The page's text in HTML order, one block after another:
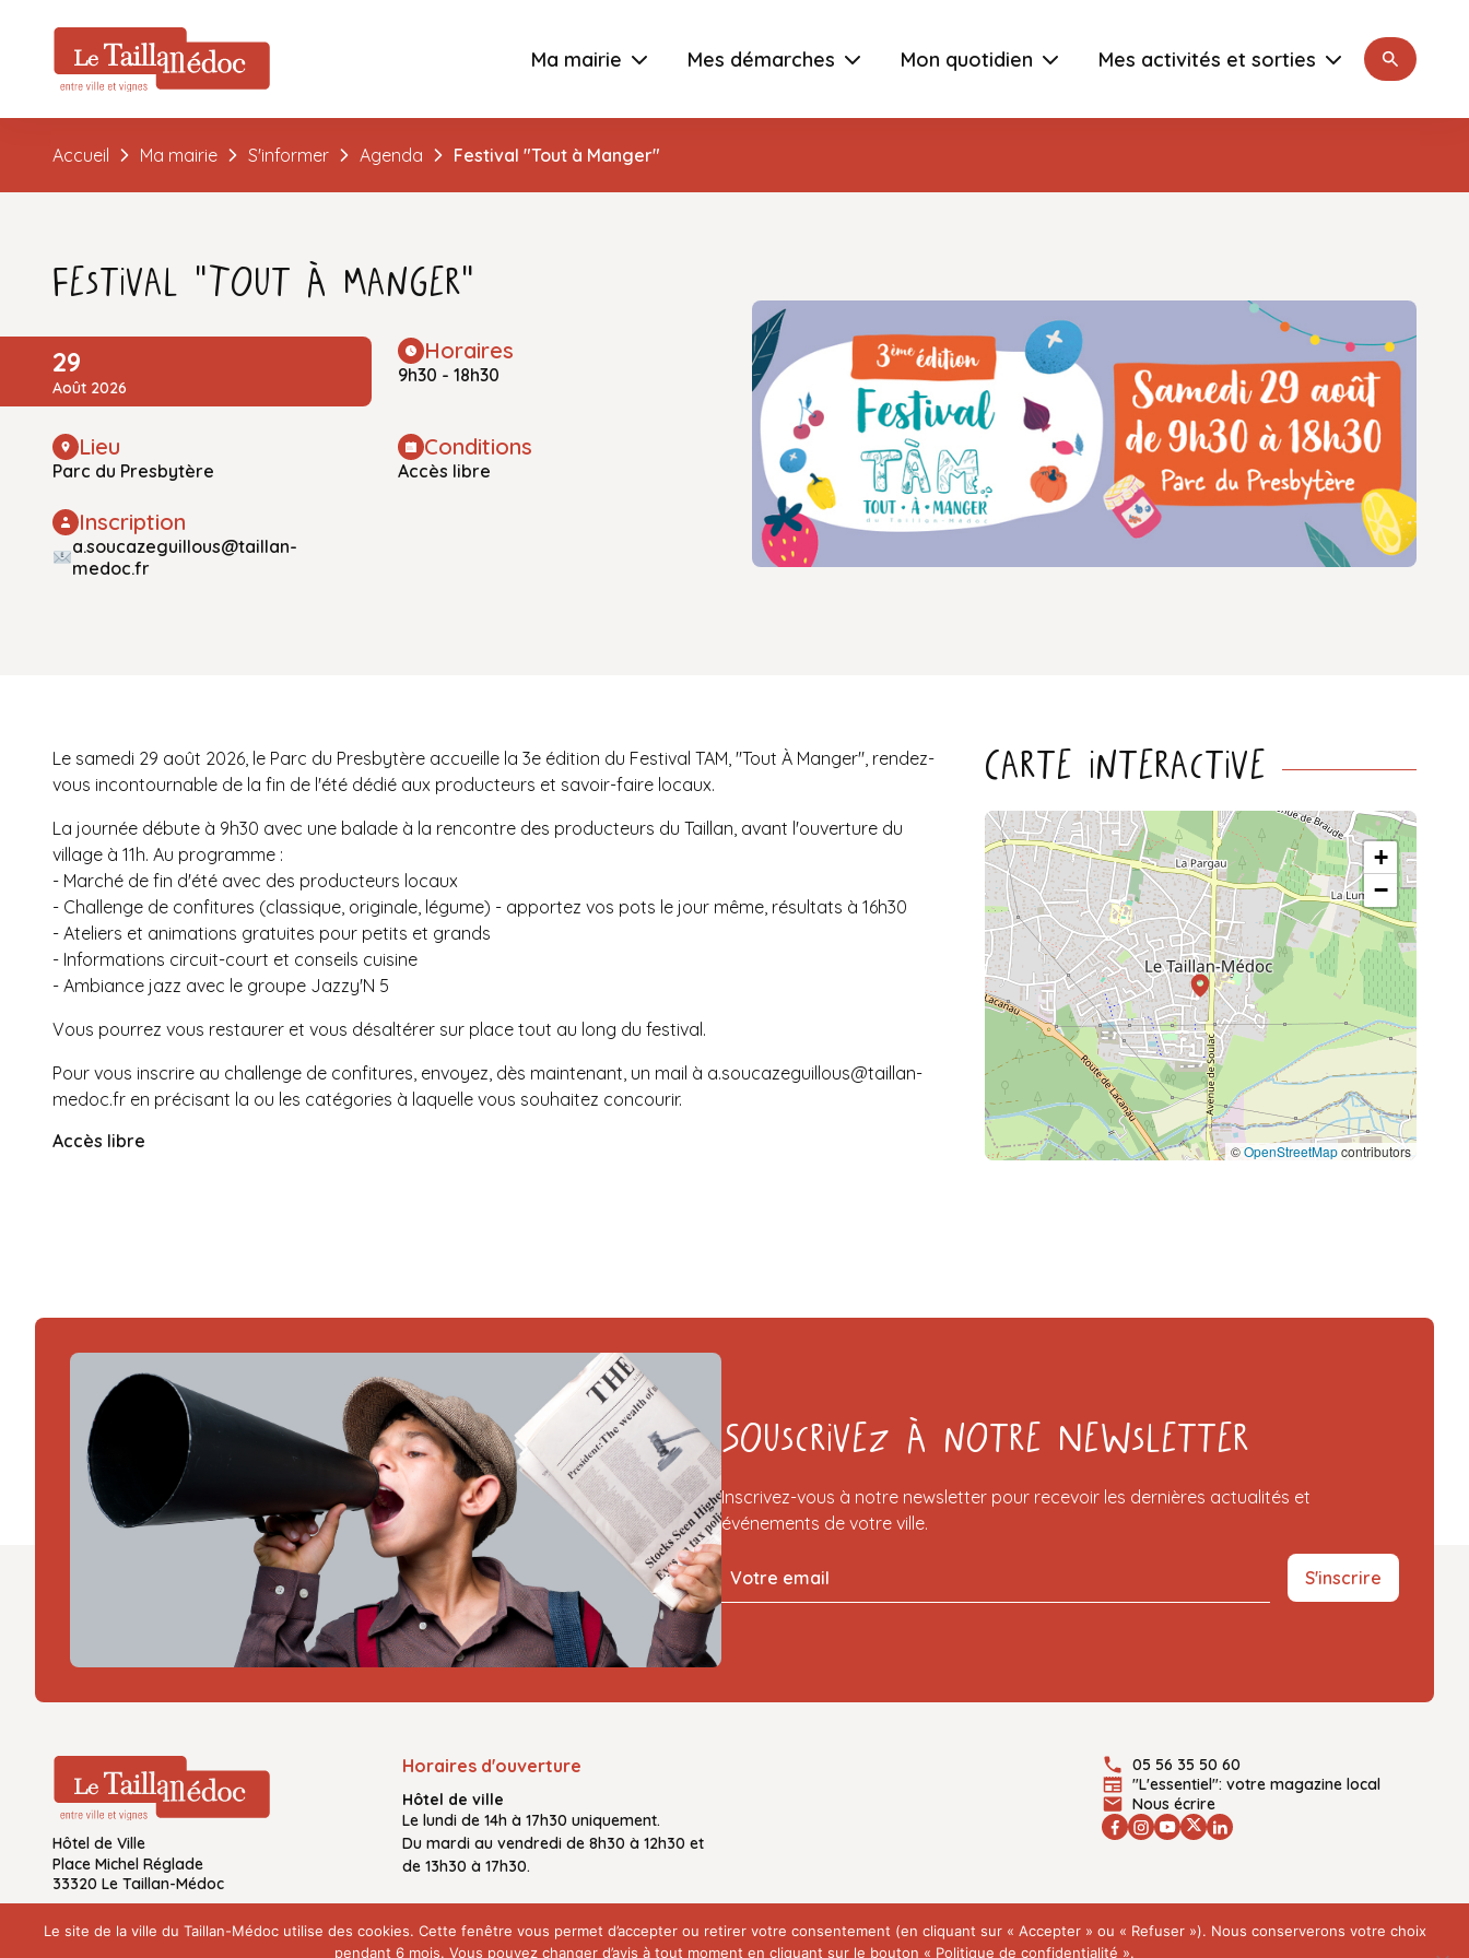
Ma mairie Mes démarches Mon quotidien Mes activités et sorties Rechercher
Accueil Ma mairie S'informer Agenda Festival "Tout à Manger"
Festival "Tout à Manger"
29
Août 2026
Horaires
9h30 - 18h30
Lieu
Parc du Presbytère
Conditions
Accès libre
Inscription
a.soucazeguillous@taillan-
medoc.fr
Le samedi 29 août 2026, le Parc du Presbytère accueille la 3e édition du Festival TAM, "Tout À Manger", rendez-
vous incontournable de la fin de l'été dédié aux producteurs et savoir-faire locaux.
La journée débute à 9h30 avec une balade à la rencontre des producteurs du Taillan, avant l'ouverture du
village à 11h. Au programme :
- Marché de fin d'été avec des producteurs locaux
- Challenge de confitures (classique, originale, légume) - apportez vos pots le jour même, résultats à 16h30
- Ateliers et animations gratuites pour petits et grands
- Informations circuit-court et conseils cuisine
- Ambiance jazz avec le groupe Jazzy'N 5
Vous pourrez vous restaurer et vous désaltérer sur place tout au long du festival.
Pour vous inscrire au challenge de confitures, envoyez, dès maintenant, un mail à a.soucazeguillous@taillan-
medoc.fr en précisant la ou les catégories à laquelle vous souhaitez concourir.
Accès libre
Carte interactive
+
−
©OpenStreetMapcontributors
Souscrivez à notre Newsletter
Inscrivez-vous à notre newsletter pour recevoir les dernières actualités et
événements de votre ville.
S'inscrire
Hôtel de Ville
Place Michel Réglade
33320 Le Taillan-Médoc
Horaires d'ouverture
Hôtel de ville
Le lundi de 14h à 17h30 uniquement.
Du mardi au vendredi de 8h30 à 12h30 et
de 13h30 à 17h30.
05 56 35 50 60
"L'essentiel": votre magazine local
Nous écrire
Le site de la ville du Taillan-Médoc utilise des cookies. Cette fenêtre vous permet d’accepter ou retirer votre consentement (en cliquant sur « Accepter » ou « Refuser »). Nous conserverons votre choix
pendant 6 mois. Vous pouvez changer d’avis à tout moment en cliquant sur le bouton « Politique de confidentialité ».